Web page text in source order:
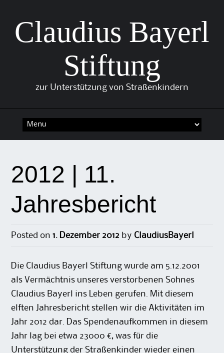
Claudius Bayerl
Stiftung
zur Unterstützung von Straßenkindern
2012 | 11.
Jahresbericht
Posted on1. Dezember 2012 by ClaudiusBayerl
Die Claudius Bayerl Stiftung wurde am 5.12.2001
als Vermächtnis unseres verstorbenen Sohnes
Claudius Bayerl ins Leben gerufen. Mit diesem
elften Jahresbericht stellen wir die Aktivitäten im
Jahr 2012 dar. Das Spendenaufkommen in diesem
Jahr lag bei etwa 23000 €, was für die
Unterstützung der Straßenkinder wieder einen